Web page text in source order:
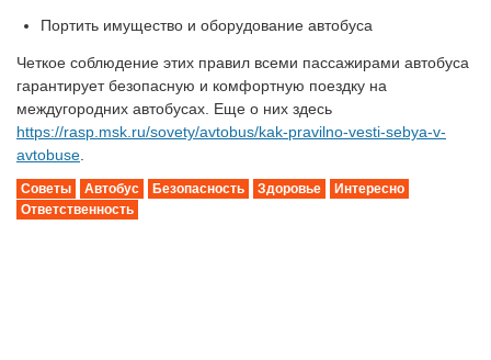
Портить имущество и оборудование автобуса
Четкое соблюдение этих правил всеми пассажирами автобуса
гарантирует безопасную и комфортную поездку на
междугородних автобусах. Еще о них здесь
https://rasp.msk.ru/sovety/avtobus/kak-pravilno-vesti-sebya-v-
avtobuse.
Советы Автобус Безопасность Здоровье
Интересно
Ответственность